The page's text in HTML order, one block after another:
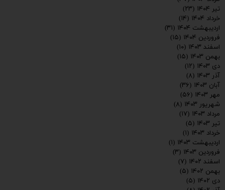
ارسال
تیر ۱۴۰۴
(۲۳)
خرداد ۱۴۰۴
(۱۴)
اردیبهشت ۱۴۰۴
(۳۱)
فروردین ۱۴۰۴
(۱۵)
اسفند ۱۴۰۳
(۱۰)
بهمن ۱۴۰۳
(۱۵)
دی ۱۴۰۳
(۱۲)
آذر ۱۴۰۳
(۸)
آبان ۱۴۰۳
(۳۶)
مهر ۱۴۰۳
(۵۶)
شهریور ۱۴۰۳
(۸)
مرداد ۱۴۰۳
(۱۷)
تیر ۱۴۰۳
(۵)
خرداد ۱۴۰۳
(۱)
اردیبهشت ۱۴۰۳
(۱)
فروردین ۱۴۰۳
(۳)
اسفند ۱۴۰۲
(۷)
بهمن ۱۴۰۲
(۵)
دی ۱۴۰۲
(۵)